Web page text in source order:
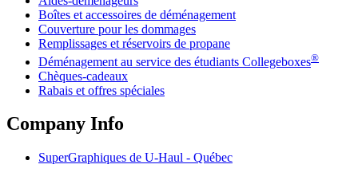
Boîtes et accessoires de déménagement
Couverture pour les dommages
Remplissages et réservoirs de propane
Déménagement au service des étudiants Collegeboxes®
Chèques-cadeaux
Rabais et offres spéciales
Company Info
SuperGraphiques de U-Haul - Québec